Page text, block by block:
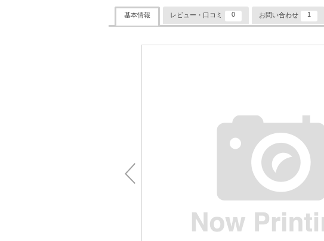
基本情報 レビュー・口コミ 0 お問い合わせ 1